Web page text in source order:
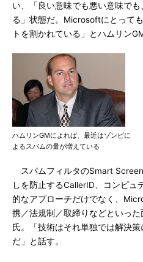
い、「良い意味でも悪い意味で
る」状態だ。Microsoftにとって
トを割かれている」とハムリン
ハムリンGMによれば、最近はゾンビに
よるスパムの量が増えている
スパムフィルタのSmart
しを防止するCallerID、コンピュ
的なアプローチだけでなく、
携／法規制／取締りなどといっ
氏。「技術はそれ単独では解決
だ」と話す。